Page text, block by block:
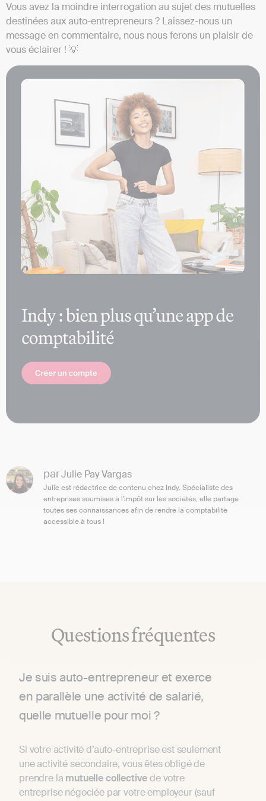
Vous avez la moindre interrogation au sujet des mutuelles
destinées aux auto-entrepreneurs ? Laissez-nous un
message en commentaire, nous nous ferons un plaisir de
vous éclairer ! 💡
parJulie Pay Vargas
Julie est rédactrice de contenu chez Indy. Spécialiste des
entreprises soumises à l'impôt sur les sociétés, elle partage
toutes ses connaissances afin de rendre la comptabilité
accessible à tous !
Questions fréquentes
Je suis auto-entrepreneur et exerce
en parallèle une activité de salarié,
quelle mutuelle pour moi ?
Si votre activité d’auto-entreprise est seulement
une activité secondaire, vous êtes obligé de
prendre la mutuellecollectivede votre
entreprise négociée par votre employeur (sauf